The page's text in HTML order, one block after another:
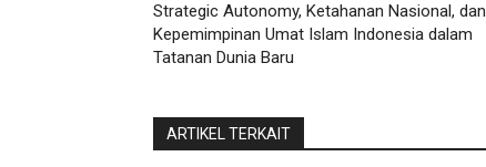
Strategic Autonomy, Ketahanan Nasional, dan
Kepemimpinan Umat Islam Indonesia dalam
Tatanan Dunia Baru
ARTIKEL TERKAIT